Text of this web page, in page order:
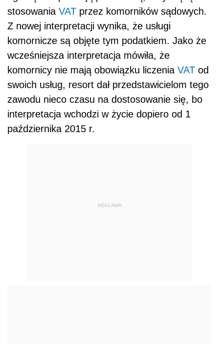
stosowania VAT przez komorników sądowych.
Z nowej interpretacji wynika, że usługi
komornicze są objęte tym podatkiem. Jako że
wcześniejsza interpretacja mówiła, że
komornicy nie mają obowiązku liczenia VAT od
swoich usług, resort dał przedstawicielom tego
zawodu nieco czasu na dostosowanie się, bo
interpretacja wchodzi w życie dopiero od 1
października 2015 r.
REKLAMA